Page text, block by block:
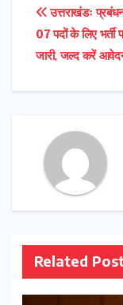
Post
उत्तराखंडः
07 पदों के लिए भर्ती
जारी, जल्द करें
Related